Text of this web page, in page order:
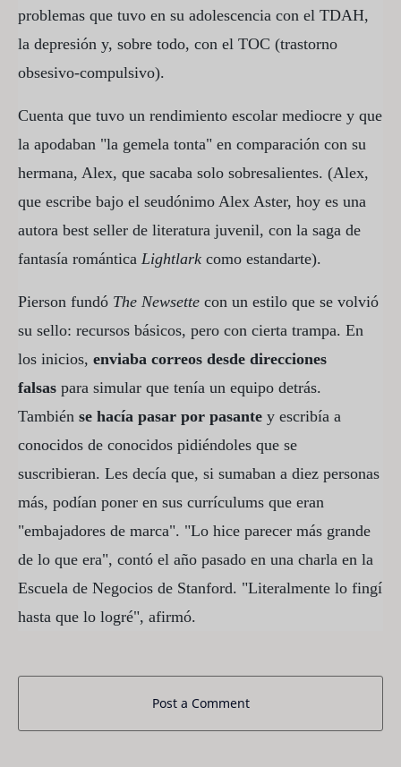
problemas que tuvo en su adolescencia con el TDAH,
la depresión y, sobre todo, con el TOC (trastorno
obsesivo-compulsivo).
Cuenta que tuvo un rendimiento escolar mediocre y que
la apodaban "la gemela tonta" en comparación con su
hermana, Alex, que sacaba solo sobresalientes. (Alex,
que escribe bajo el seudónimo Alex Aster, hoy es una
autora best seller de literatura juvenil, con la saga de
fantasía romántica Lightlark como estandarte).
Pierson fundó The Newsette con un estilo que se volvió
su sello: recursos básicos, pero con cierta trampa. En
los inicios, enviaba correos desde direcciones
falsas para simular que tenía un equipo detrás.
También se hacía pasar por pasante y escribía a
conocidos de conocidos pidiéndoles que se
suscribieran. Les decía que, si sumaban a diez personas
más, podían poner en sus currículums que eran
"embajadores de marca". "Lo hice parecer más grande
de lo que era", contó el año pasado en una charla en la
Escuela de Negocios de Stanford. "Literalmente lo fingí
hasta que lo logré", afirmó.
Post a Comment